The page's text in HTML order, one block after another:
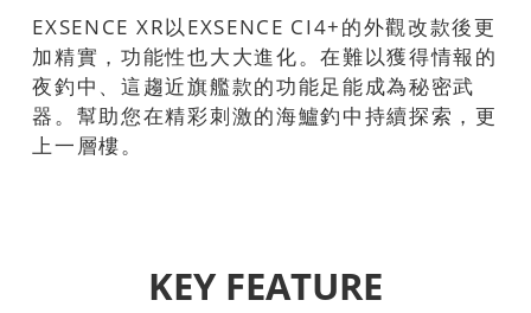
EXSENCE XR以EXSENCE CI4+的外觀改款後更
加精實，功能性也大大進化。在難以獲得情報的
夜釣中、這趨近旗艦款的功能足能成為秘密武
器。幫助您在精彩刺激的海鱸釣中持續探索，更
上一層樓。
KEY FEATURE